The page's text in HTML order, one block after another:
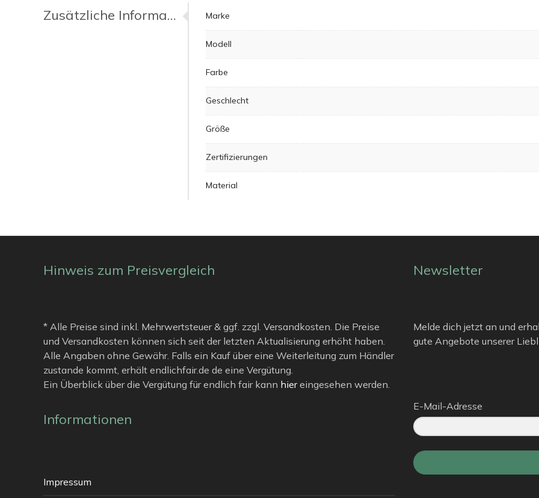
Zusätzliche Informationen Marke
Modell
Farbe
Geschlecht
Größe
Zertifizierungen
Material
Hinweis zum Preisvergleich
* Alle Preise sind inkl. Mehrwertsteuer & ggf. zzgl. Versandkosten. Die Preise
und Versandkosten können sich seit der letzten Aktualisierung erhöht haben.
Alle Angaben ohne Gewähr. Falls ein Kauf über eine Weiterleitung zum Händler
zustande kommt, erhält endlichfair.de de eine Vergütung.
Ein Überblick über die Vergütung für endlich fair kann hiereingesehen werden.
Informationen
Impressum
Newsletter
Melde dich jetzt an und
gute Angebote unserer
E-Mail-Adresse